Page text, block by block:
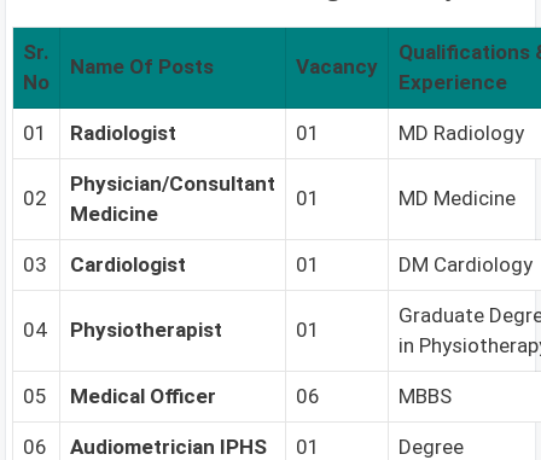
Sr.
No
Name Of Posts Vacancy
Qualifications
Experience
01 Radiologist 01 MD Radiology
02
Physician/Consultant
Medicine
01 MD Medicine
03 Cardiologist 01 DM Cardiology
04 Physiotherapist 01
Graduate
in
05 Medical Officer 06 MBBS
06 Audiometrician IPHS 01 Degree